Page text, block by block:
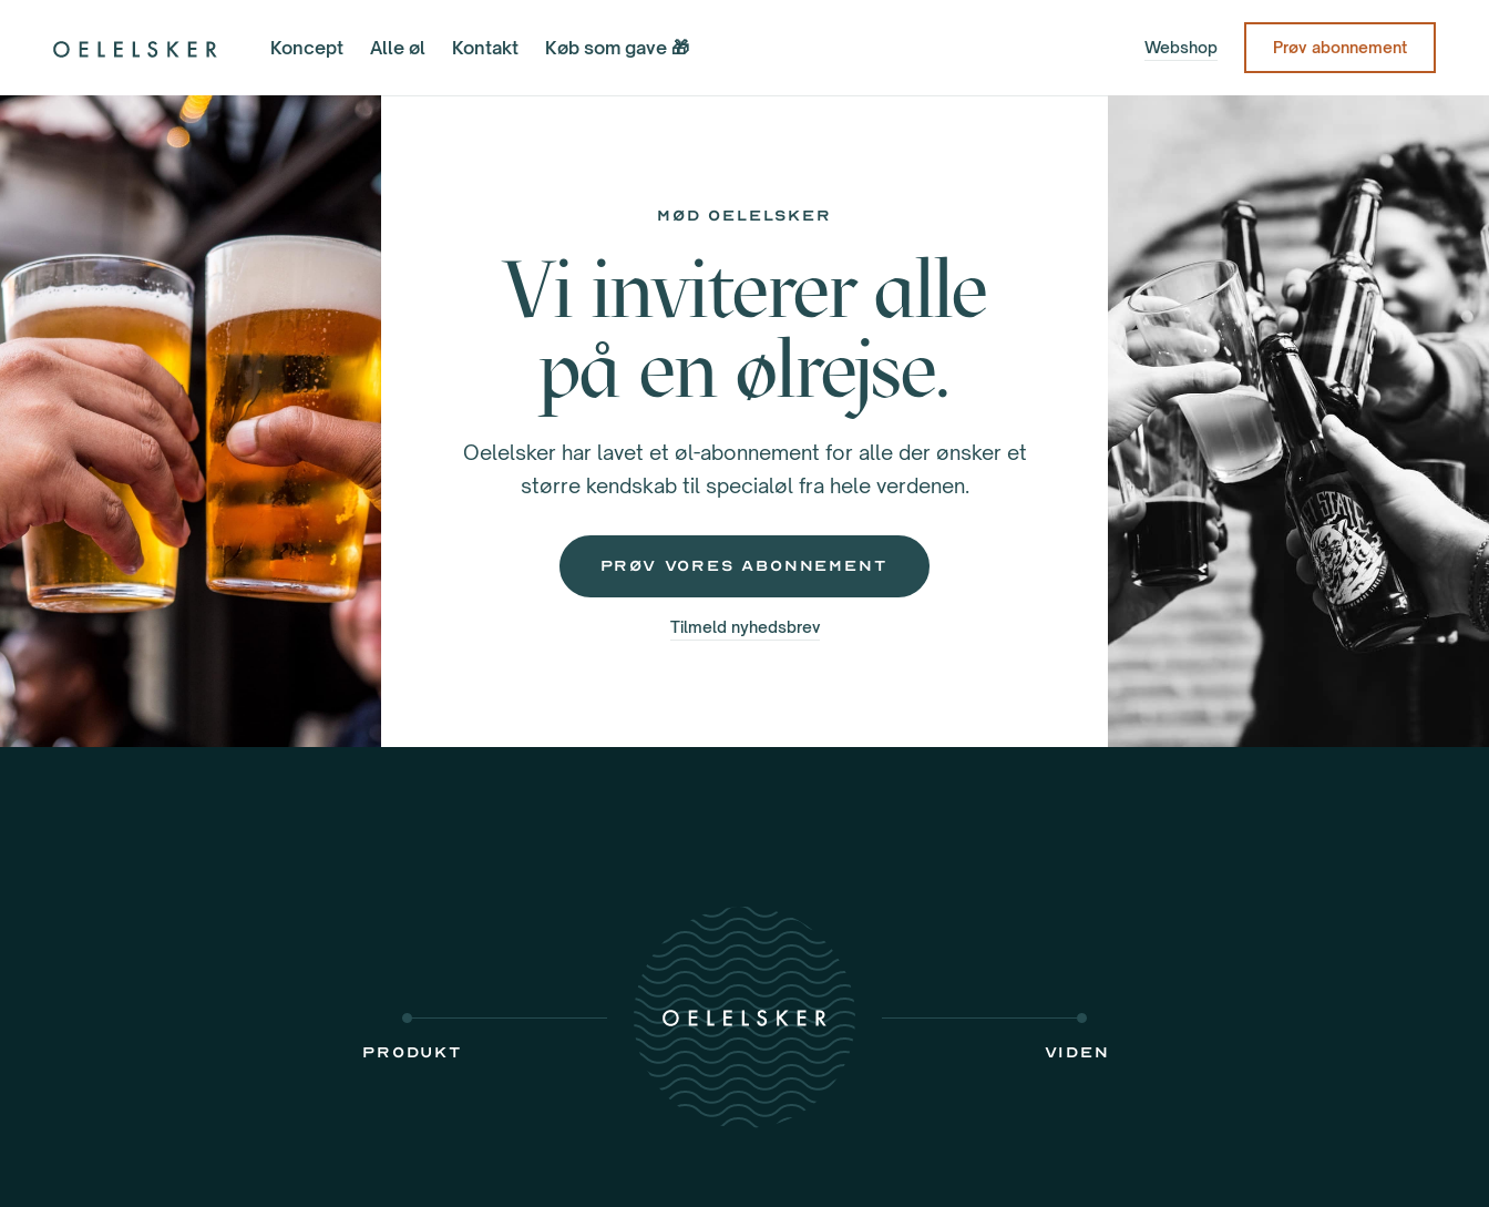
Koncept Alle øl Kontakt Køb som gave 🎁 Webshop Prøv abonnement
MØD OELELSKER
Vi inviterer alle
på en ølrejse.
Oelelsker har lavet et øl-abonnement for alle der ønsker et
større kendskab til specialøl fra hele verdenen.
Prøv vores abonnement
Tilmeld nyhedsbrev
Produkt VIDEN